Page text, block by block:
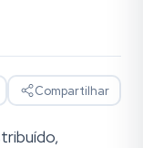
Compartilhar